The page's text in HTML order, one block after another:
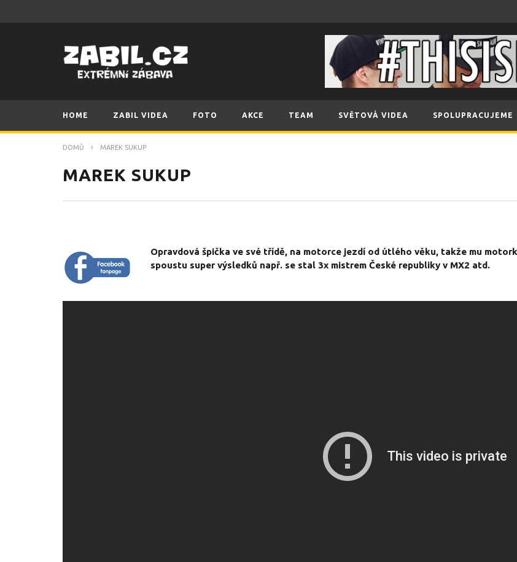
HOME ZABIL VIDEA FOTO AKCE TEAM SVĚTOVÁ VIDEA SPOLUPRACUJEME
DOMŮ MAREK SUKUP
MAREK SUKUP
Opravdová špička ve své třídě, na motorce jezdí od útlého věku, takže mu
spoustu super výsledků např. se stal 3x mistrem České republiky v MX2 atd.